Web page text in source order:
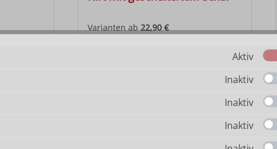
Varianten ab22,90 €
Aktiv
Inaktiv
Inaktiv
Inaktiv